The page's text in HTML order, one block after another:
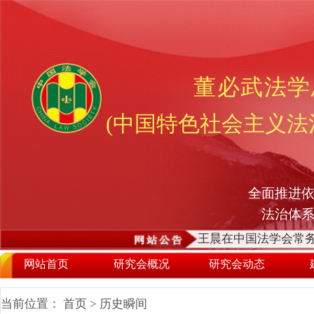
董必武法
(中国特色社会主义
全面推进
法治体
王晨在中国法学会常
网站首页 研究会概况 研究会动态
当前位置： 首页 > 历史瞬间